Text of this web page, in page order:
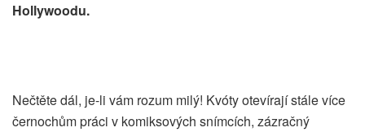
Hollywoodu.
Nečtěte dál, je-li vám rozum milý! Kvóty otevírají stále více
černochům práci v komiksových snímcích, zázračný